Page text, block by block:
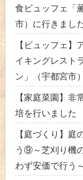
食ビュッフェ「
市）に行きまし
【ビュッフェ
イキングレスト
ン」（宇都宮市
【家庭菜園】
培を行いました
【庭づくり】庭
う⑨～芝刈り機
わず安価で行う～